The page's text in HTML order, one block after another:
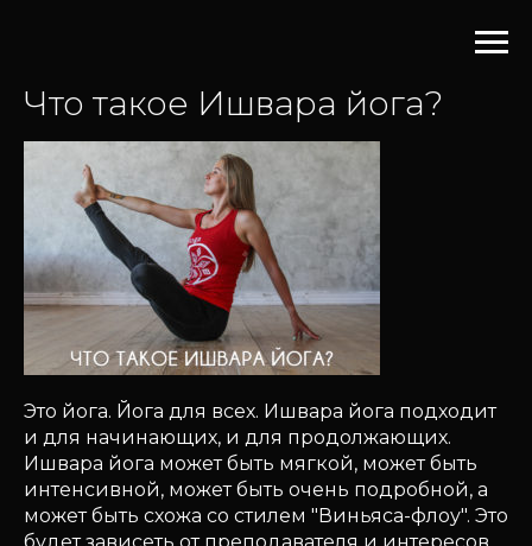
Что такое Ишвара йога?
Это йога. Йога для всех. Ишвара йога подходит
и для начинающих, и для продолжающих.
Ишвара йога может быть мягкой, может быть
интенсивной, может быть очень подробной, а
может быть схожа со стилем "Виньяса-флоу". Это